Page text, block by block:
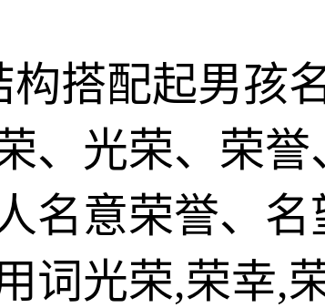
构搭配起男孩
、光荣、荣
名意荣誉、
词光荣,荣幸,